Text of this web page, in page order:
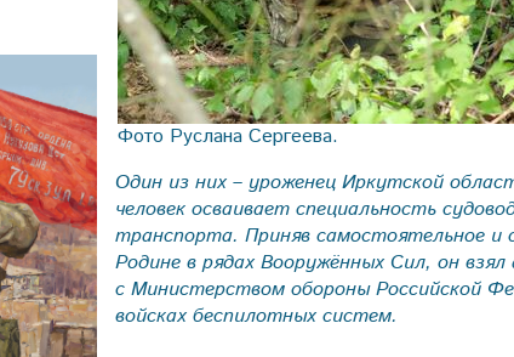
Фото Руслана Сергеева.
Один из них – уроженец Иркутской
человек осваивает специальность
транспорта. Приняв самостоятельное и
Родине в рядах Вооружённых Сил, он
с Министерством обороны Российской
войсках беспилотных систем.